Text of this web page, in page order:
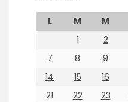
L M M
1
2
7
8 9
14
15 16
21
22 23